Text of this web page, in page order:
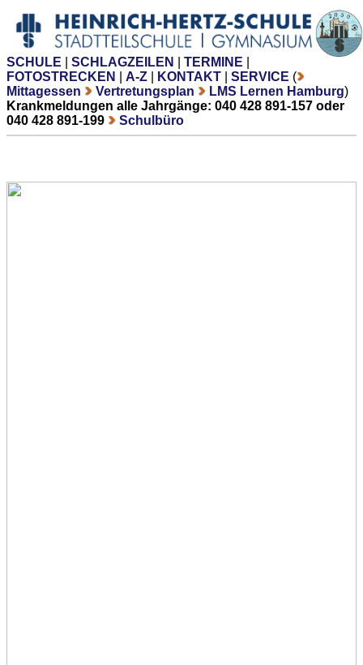
SCHULE SCHLAGZEILEN TERMINE
FOTOSTRECKEN
A-Z KONTAKT SERVICE (
Mittagessen
Vertretungsplan LMS Lernen Hamburg)
Krankmeldungen alle Jahrgänge: 040 428 891-157 oder
040 428 891-199
Schulbüro